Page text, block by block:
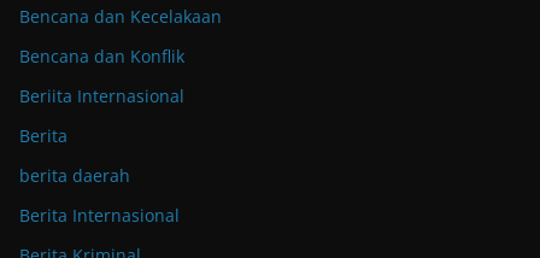
Bencana dan Kecelakaan
Bencana dan Konflik
Beriita Internasional
Berita
berita daerah
Berita Internasional